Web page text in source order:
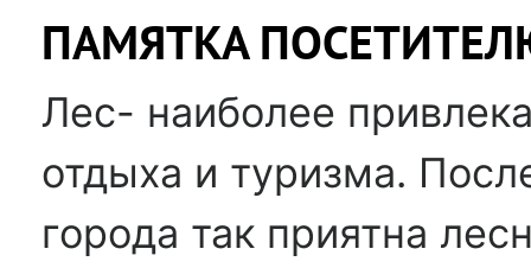
ПАМЯТКА
Лес- наиболее
отдыха и туризма.
города так приятна